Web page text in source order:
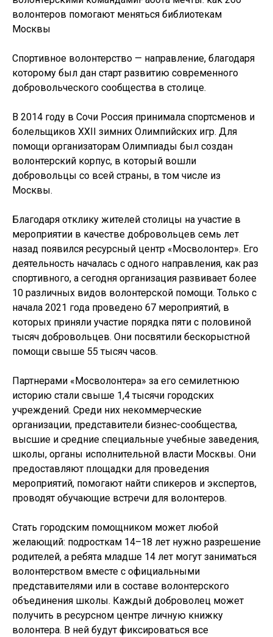
волонтеров помогают меняться библиотекам
Москвы
Спортивное волонтерство — направление, благодаря
которому был дан старт развитию современного
добровольческого сообщества в столице.
В 2014 году в Сочи Россия принимала спортсменов и
болельщиков XXII зимних Олимпийских игр. Для
помощи организаторам Олимпиады был создан
волонтерский корпус, в который вошли
добровольцы со всей страны, в том числе из
Москвы.
Благодаря отклику жителей столицы на участие в
мероприятии в качестве добровольцев семь лет
назад появился ресурсный центр «Мосволонтер». Его
деятельность началась с одного направления, как раз
спортивного, а сегодня организация развивает более
10 различных видов волонтерской помощи. Только с
начала 2021 года проведено 67 мероприятий, в
которых приняли участие порядка пяти с половиной
тысяч добровольцев. Они посвятили бескорыстной
помощи свыше 55 тысяч часов.
Партнерами «Мосволонтера» за его семилетнюю
историю стали свыше 1,4 тысячи городских
учреждений. Среди них некоммерческие
организации, представители бизнес-сообщества,
высшие и средние специальные учебные заведения,
школы, органы исполнительной власти Москвы. Они
предоставляют площадки для проведения
мероприятий, помогают найти спикеров и экспертов,
проводят обучающие встречи для волонтеров.
Стать городским помощником может любой
желающий: подросткам 14–18 лет нужно разрешение
родителей, а ребята младше 14 лет могут заниматься
волонтерством вместе с официальными
представителями или в составе волонтерского
объединения школы. Каждый доброволец может
получить в ресурсном центре личную книжку
волонтера. В ней будут фиксироваться все